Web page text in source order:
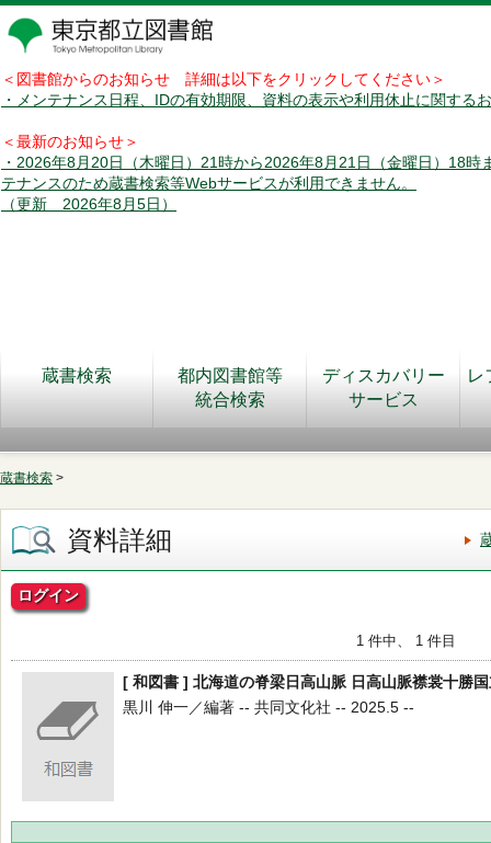
＜図書館からのお知らせ 詳細は以下をクリックしてください＞
・メンテナンス日程、IDの有効期限、資料の表示や利用休止に関する
＜最新のお知らせ＞
・2026年8月20日（木曜日）21時から2026年8月21日（金曜日）18時
テナンスのため蔵書検索等Webサービスが利用できません。
（更新 2026年8月5日）
蔵書検索
都内図書館等
統合検索
ディスカバリー
サービス
レ
蔵書検索 >
資料詳細
ログイン
1 件中、 1 件目
[ 和図書 ] 北海道の脊梁日高山脈 日高山脈襟裳十勝
黒川 伸一／編著 -- 共同文化社 -- 2025.5 --